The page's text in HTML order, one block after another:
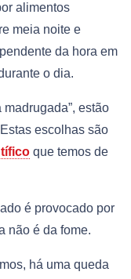
alimentos
meia noite e
da hora em
o dia.
estão
escolhas são
que temos de
é provocado por
não é da fome.
há uma queda